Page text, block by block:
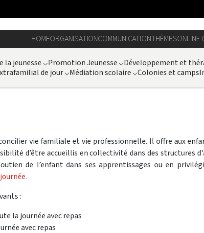
HOMEORGANISATIONCOMMUNICATIONTHÈMESONLINE
la jeunesse ⌵Promotion Jeunesse ⌵Développement et
de jour⌵Médiation scolaire ⌵Colonies et camps
vie familiale et vie professionnelle. Il offre aux
d’être accueillis en collectivité dans des structures
de l’enfant dans ses apprentissages ou en
.
:
la journée avec repas
avec repas